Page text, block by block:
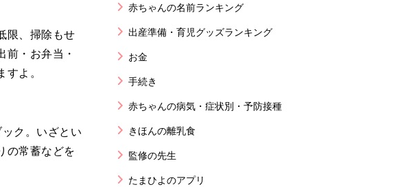
限、掃除もせ
・お弁当・
よ。
ク。いざとい
の常蓄などを
赤ちゃんの名前ランキング
出産準備・育児グッズランキング
お金
手続き
赤ちゃんの病気・症状別・予防接種
きほんの離乳食
監修の先生
たまひよのアプリ